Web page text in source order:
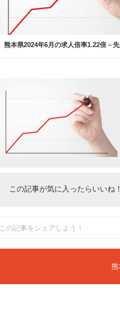
熊本県2024年6月の求人倍率1.22倍－
この記事が気に入ったらいいね
この記事をシェアしよう！
熊